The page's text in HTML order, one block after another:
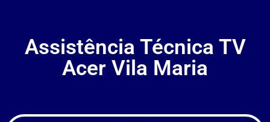
Assistência Técnica TV
Acer Vila Maria